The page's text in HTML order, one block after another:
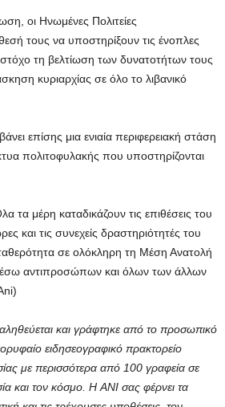
οι Ηνωμένες Πολιτείες
τους να υποστηρίξουν τις ένοπλες
τη βελτίωση των δυνατοτήτων τους
κυριαρχίας σε όλο το λιβανικό
επίσης μια ενιαία περιφερειακή στάση
πολιτοφυλακής που υποστηρίζονται
τα μέρη καταδικάζουν τις επιθέσεις του
και τις συνεχείς δραστηριότητές του
σε ολόκληρη τη Μέση Ανατολή
αντιπροσώπων και όλων των άλλων
και γράφτηκε από το προσωπικό
ειδησεογραφικό πρακτορείο
με περισσότερα από 100 γραφεία σε
και τον κόσμο. Η ANI σας φέρνει τα